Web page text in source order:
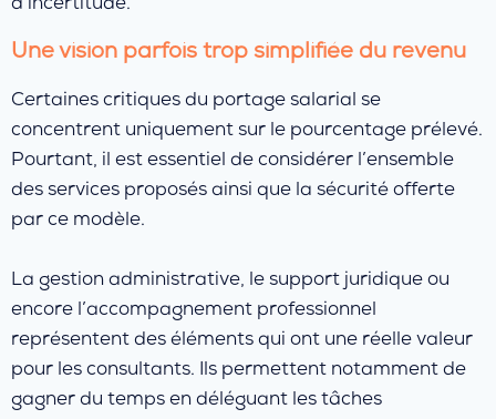
d’incertitude.
Une vision parfois trop simplifiée du revenu
Certaines critiques du portage salarial se
concentrent uniquement sur le pourcentage prélevé.
Pourtant, il est essentiel de considérer l’ensemble
des services proposés ainsi que la sécurité offerte
par ce modèle.
La gestion administrative, le support juridique ou
encore l’accompagnement professionnel
représentent des éléments qui ont une réelle valeur
pour les consultants. Ils permettent notamment de
gagner du temps en déléguant les tâches